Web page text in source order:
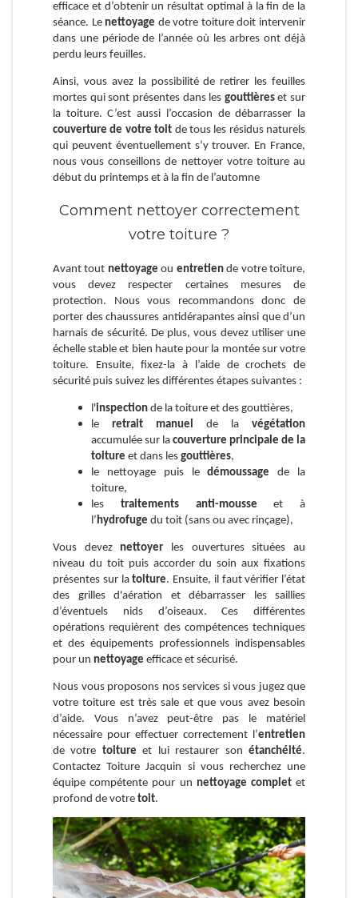
efficace et d’obtenir un résultat optimal à la fin de la
séance. Le nettoyage de votre toiture doit intervenir
dans une période de l’année où les arbres ont déjà
perdu leurs feuilles.
Ainsi, vous avez la possibilité de retirer les feuilles
mortes qui sont présentes dans les gouttièreset sur
la toiture. C’est aussi l’occasion de débarrasser la
couverture de votre toit de tous les résidus naturels
qui peuvent éventuellement s’y trouver. En France,
nous vous conseillons de nettoyer votre toiture au
début du printemps et à la fin de l’automne
Comment nettoyer correctement
votre toiture ?
Avant tout nettoyage ou entretiende votre toiture,
vous devez respecter certaines mesures de
protection. Nous vous recommandons donc de
porter des chaussures antidérapantes ainsi que d’un
harnais de sécurité. De plus, vous devez utiliser une
échelle stable et bien haute pour la montée sur votre
toiture. Ensuite, fixez-la à l’aide de crochets de
sécurité puis suivez les différentes étapes suivantes :
l'inspection de la toiture et des gouttières,
le retrait manuel de la végétation
accumulée sur la couverture principale de la
toiture et dans les gouttières,
le nettoyage puis ledémoussage de la
toiture,
les traitements anti-mousse et à
l’ hydrofuge du toit (sans ou avec rinçage),
Vous devez nettoyer les ouvertures situées au
niveau du toit puis accorder du soin aux fixations
présentes sur latoiture. Ensuite, il faut vérifier l’état
des grilles d'aération et débarrasser les saillies
d’éventuels nids d’oiseaux. Ces différentes
opérations requièrent des compétences techniques
et des équipements professionnels indispensables
pour un nettoyage efficace et sécurisé.
Nous vous proposons nos services si vous jugez que
votre toiture est très sale et que vous avez besoin
d’aide. Vous n’avez peut-être pas le matériel
nécessaire pour effectuer correctement l’entretien
de votre toiture et lui restaurer sonétanchéité.
Contactez Toiture Jacquin si vous recherchez une
équipe compétente pour un nettoyage completet
profond de votre toit.